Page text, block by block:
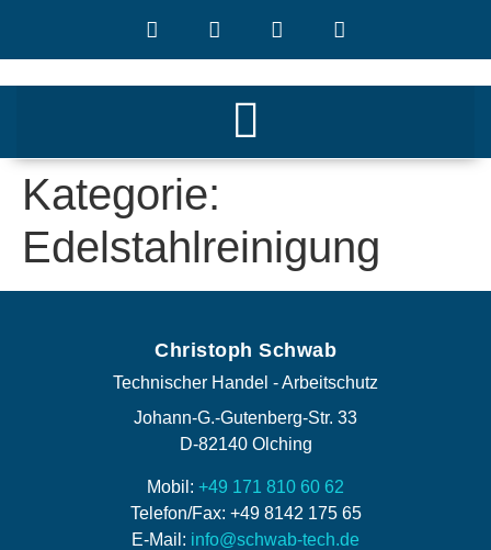
Kategorie:
Edelstahlreinigung
Christoph Schwab
Technischer Handel - Arbeitschutz
Johann-G.-Gutenberg-Str. 33
D-82140 Olching
Mobil: +49 171 810 60 62
Telefon/Fax: +49 8142 175 65
E-Mail: info@schwab-tech.de